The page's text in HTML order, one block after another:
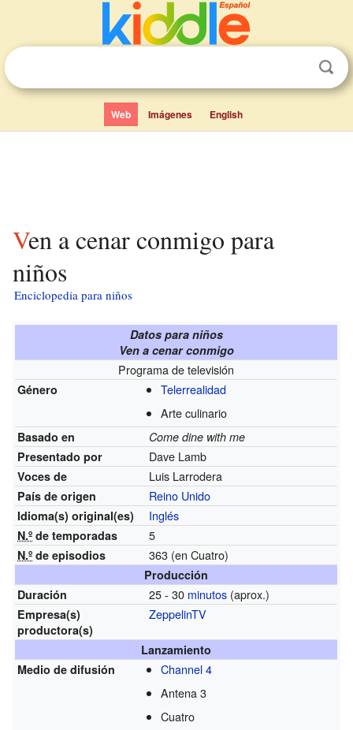
Web Imágenes English
Ven a cenar conmigo para
niños
Enciclopedia para niños
Datos para niños
Ven a cenar conmigo
Programa de televisión
Género
Telerrealidad
Arte culinario
Basado en
Come dine with me
Presentado por
Dave Lamb
Voces de Luis Larrodera
País de origen Reino Unido
Idioma(s) original(es) Inglés
N.º de temporadas 5
N.º de episodios 363 (en Cuatro)
Producción
Duración
25 - 30 minutos (aprox.)
Empresa(s)
productora(s)
ZeppelinTV
Lanzamiento
Medio de difusión
Channel 4
Antena 3
Cuatro